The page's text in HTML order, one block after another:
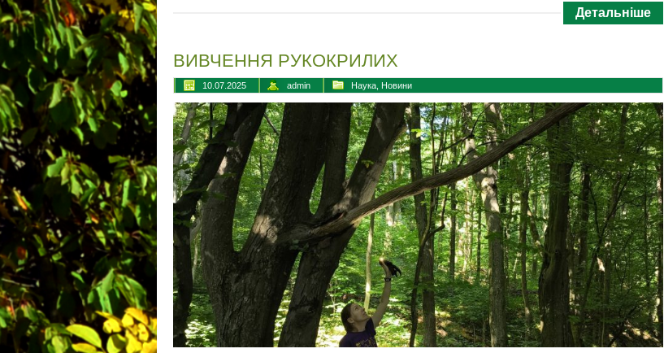
Детальніше
ВИВЧЕННЯ РУКОКРИЛИХ
10.07.2025 admin Наука Новини